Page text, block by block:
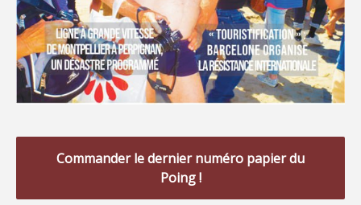
Commander le dernier numéro papier du
Poing !